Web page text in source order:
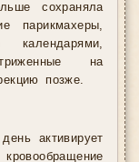
сохраняла
на
позже.
активирует